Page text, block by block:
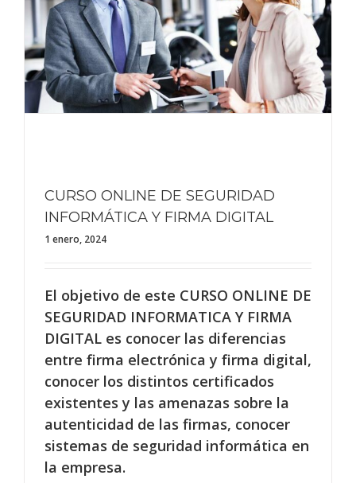
CURSO ONLINE DE SEGURIDAD
INFORMÁTICA Y FIRMA DIGITAL
1 enero, 2024
El objetivo de este CURSO ONLINE DE
SEGURIDAD INFORMATICA Y FIRMA
DIGITAL es conocer las diferencias
entre firma electrónica y firma digital,
conocer los distintos certificados
existentes y las amenazas sobre la
autenticidad de las firmas, conocer
sistemas de seguridad informática en
la empresa.